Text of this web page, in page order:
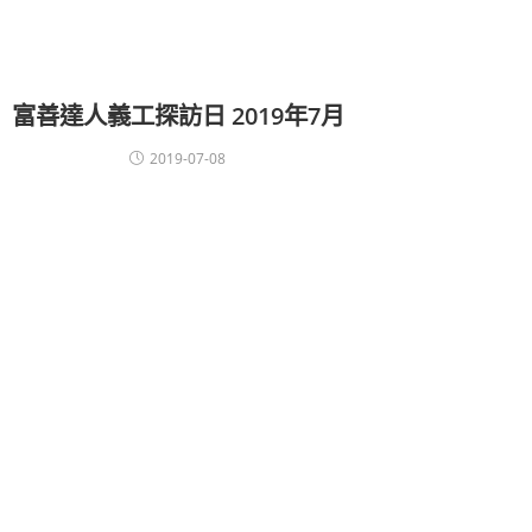
富善達人義工探訪日 2019年7月
2019-07-08